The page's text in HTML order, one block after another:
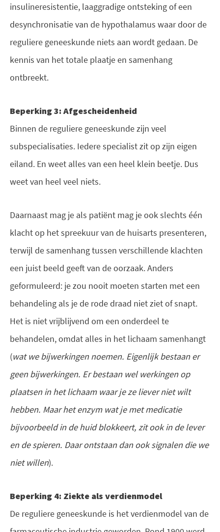
insulineresistentie, laaggradige ontsteking of een
desynchronisatie van de hypothalamus waar door de
reguliere geneeskunde niets aan wordt gedaan. De
kennis van het totale plaatje en samenhang
ontbreekt.
Beperking 3: Afgescheidenheid
Binnen de reguliere geneeskunde zijn veel
subspecialisaties. Iedere specialist zit op zijn eigen
eiland. En weet alles van een heel klein beetje. Dus
weet van heel veel niets.
Daarnaast mag je als patiënt mag je ook slechts één
klacht op het spreekuur van de huisarts presenteren,
terwijl de samenhang tussen verschillende klachten
een juist beeld geeft van de oorzaak. Anders
geformuleerd: je zou nooit moeten starten met een
behandeling als je de rode draad niet ziet of snapt.
Het is niet vrijblijvend om een onderdeel te
behandelen, omdat alles in het lichaam samenhangt
(wat we bijwerkingen noemen. Eigenlijk bestaan er
geen bijwerkingen. Er bestaan wel werkingen op
plaatsen in het lichaam waar je ze liever niet wilt
hebben. Maar het enzym wat je met medicatie
bijvoorbeeld in de huid blokkeert, zit ook in de lever
en de spieren. Daar ontstaan dan ook signalen die we
niet willen).
Beperking 4: Ziekte als verdienmodel
De reguliere geneeskunde is het verdienmodel van de